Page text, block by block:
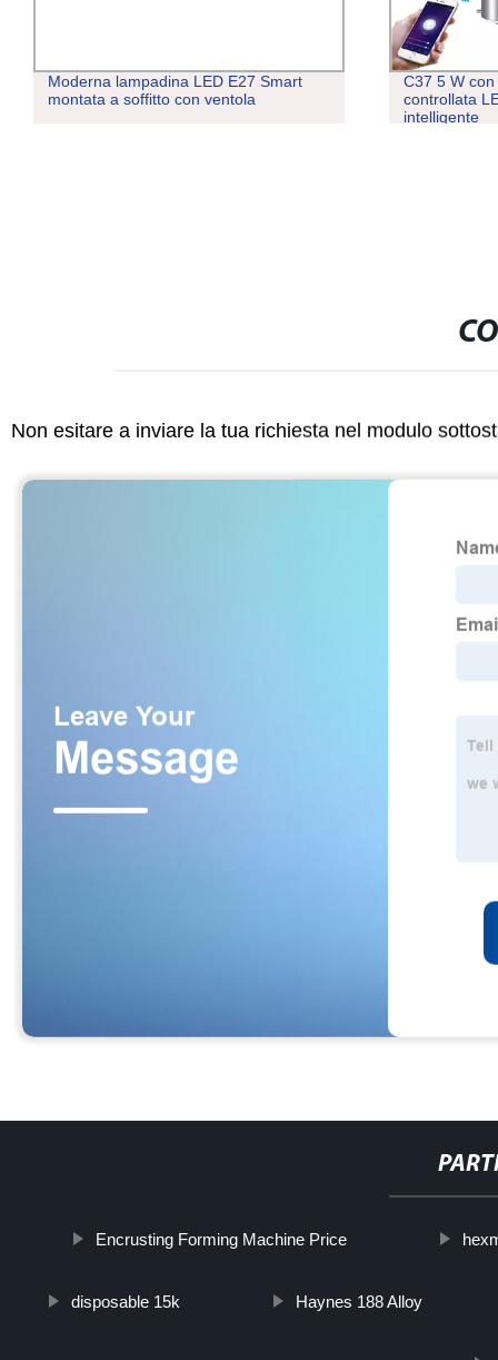
Moderna lampadina LED E27 Smart
montata a soffitto con ventola
C37 5 W con
controllata
intelligente
Non esitare a inviare la tua richiesta nel modulo
Encrusting Forming Machine Price
disposable 15k Haynes 188 Alloy